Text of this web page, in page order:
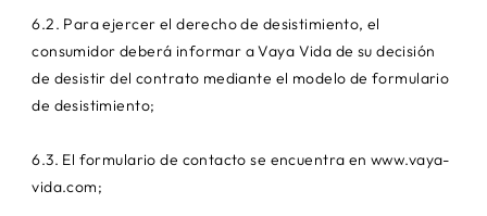
6.2. Para ejercer el derecho de desistimiento, el
consumidor deberá informar a Vaya Vida de su decisión
de desistir del contrato mediante el modelo de formulario
de desistimiento;
6.3. El formulario de contacto se encuentra enwww.vaya-
vida.com;